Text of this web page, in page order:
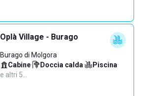
Oplà Village - Burago
Burago di Molgora
Cabine· Doccia calda· Piscina·
e altri 5…